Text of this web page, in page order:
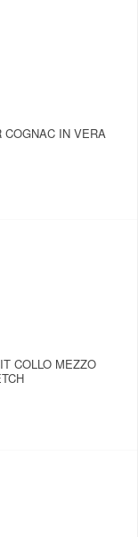
COGNAC IN VERA
COLLO MEZZO